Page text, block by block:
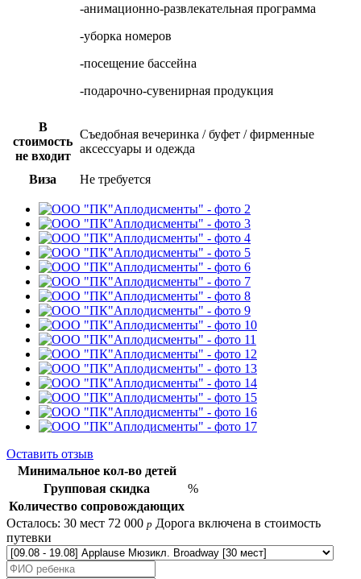
-анимационно-развлекательная программа
-уборка номеров
-посещение бассейна
-подарочно-сувенирная продукция
В
стоимость
не входит
Съедобная вечеринка / буфет / фирменные
аксессуары и одежда
Виза Не требуется
Оставить отзыв
Минимальное кол-во детей
Групповая скидка
%
Количество сопровождающих
Осталось: 30 мест 72 000 p Дорога включена в стоимость
путевки